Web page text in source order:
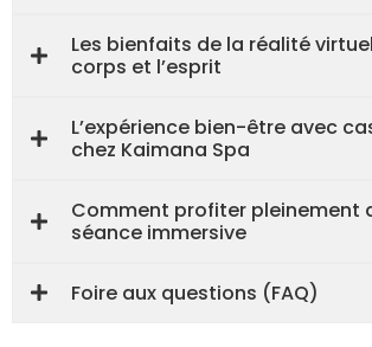
Les bienfaits de la réalité
corps et l’esprit
L’expérience bien-être avec
chez Kaimana Spa
Comment profiter pleinement
séance immersive
Foire aux questions (FAQ)